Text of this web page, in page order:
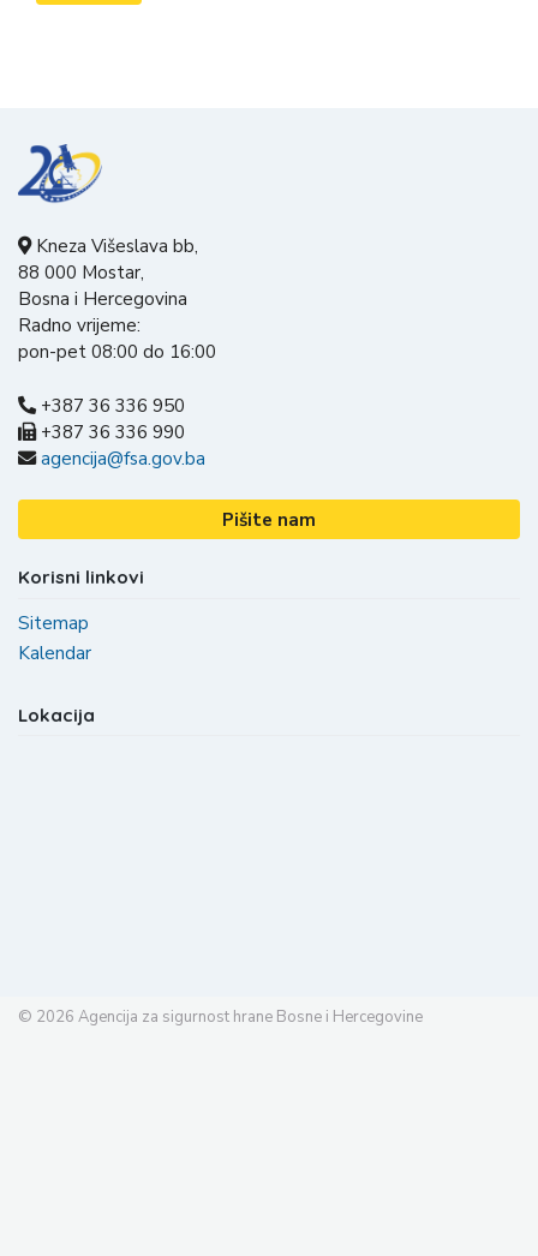
Kneza Višeslava bb,
88 000 Mostar,
Bosna i Hercegovina
Radno vrijeme:
pon-pet 08:00 do 16:00
+387 36 336 950
+387 36 336 990
agencija@fsa.gov.ba
Pišite nam
Korisni linkovi
Sitemap
Kalendar
Lokacija
© 2026 Agencija za sigurnost hrane Bosne i Hercegovine